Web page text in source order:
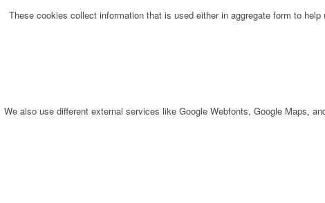
These cookies collect information that is used either in aggregate form to
We also use different external services like Google Webfonts, Google Maps,